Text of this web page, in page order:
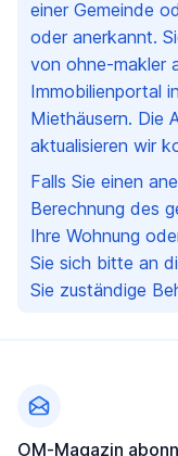
einer Gemeinde
oder anerkannt.
von ohne-makler
Immobilienportal
Miethäusern. Die
aktualisieren wir
Falls Sie einen
Berechnung des
Ihre Wohnung
Sie sich bitte an
Sie zuständige
OM-Magazin